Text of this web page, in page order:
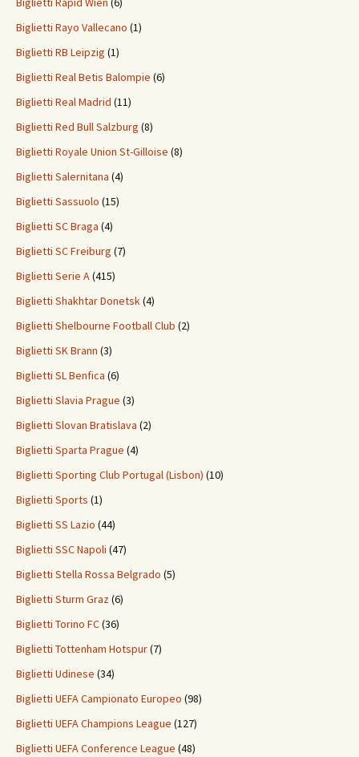
Biglietti Rayo Vallecano (1)
Biglietti RB Leipzig (1)
Biglietti Real Betis Balompie (6)
Biglietti Real Madrid (11)
Biglietti Red Bull Salzburg (8)
Biglietti Royale Union St-Gilloise (8)
Biglietti Salernitana (4)
Biglietti Sassuolo (15)
Biglietti SC Braga (4)
Biglietti SC Freiburg (7)
Biglietti Serie A(415)
Biglietti Shakhtar Donetsk(4)
Biglietti Shelbourne Football Club (2)
Biglietti SK Brann (3)
Biglietti SL Benfica (6)
Biglietti Slavia Prague (3)
Biglietti Slovan Bratislava (2)
Biglietti Sparta Prague (4)
Biglietti Sporting Club Portugal (Lisbon) (10)
Biglietti Sports (1)
Biglietti SS Lazio (44)
Biglietti SSC Napoli (47)
Biglietti Stella Rossa Belgrado (5)
Biglietti Sturm Graz(6)
Biglietti Torino FC(36)
Biglietti Tottenham Hotspur(7)
Biglietti Udinese (34)
Biglietti UEFA Campionato Europeo (98)
Biglietti UEFA Champions League (127)
Biglietti UEFA Conference League (48)